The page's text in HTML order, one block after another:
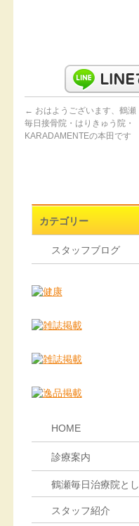
← おはようございます、鶴瀬
毎日接骨院・はりきゅう院・
KARADAMENTEの本田です
カテゴリー
スタッフブログ
HOME
診療案内
鶴瀬毎日治療院と
スタッフ紹介